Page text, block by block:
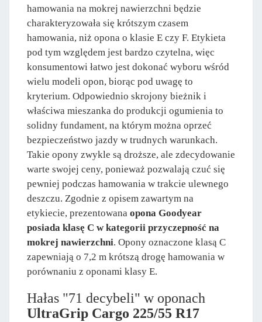
hamowania na mokrej nawierzchni będzie
charakteryzowała się krótszym czasem
hamowania, niż opona o klasie E czy F. Etykieta
pod tym względem jest bardzo czytelna, więc
konsumentowi łatwo jest dokonać wyboru wśród
wielu modeli opon, biorąc pod uwagę to
kryterium. Odpowiednio skrojony bieżnik i
właściwa mieszanka do produkcji ogumienia to
solidny fundament, na którym można oprzeć
bezpieczeństwo jazdy w trudnych warunkach.
Takie opony zwykle są droższe, ale zdecydowanie
warte swojej ceny, ponieważ pozwalają czuć się
pewniej podczas hamowania w trakcie ulewnego
deszczu. Zgodnie z opisem zawartym na
etykiecie, prezentowana opona Goodyear
posiada klasę C w kategorii przyczepność na
mokrej nawierzchni. Opony oznaczone klasą C
zapewniają o 7,2 m krótszą drogę hamowania w
porównaniu z oponami klasy E.
Hałas "71 decybeli" w oponach
UltraGrip Cargo 225/55 R17